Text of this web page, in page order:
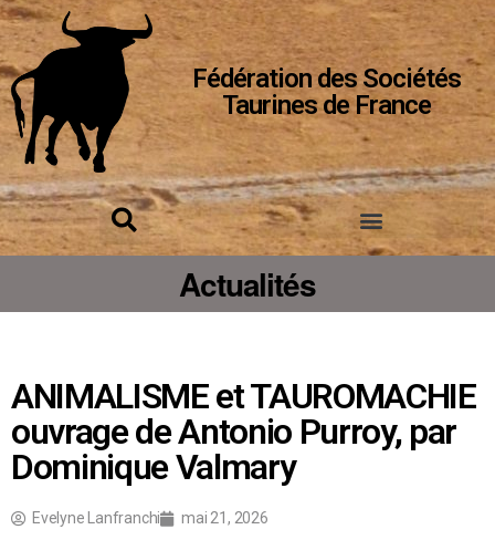
Fédération des Sociétés
Taurines de France
Actualités
ANIMALISME et TAUROMACHIE
ouvrage de Antonio Purroy, par
Dominique Valmary
Evelyne Lanfranchi mai 21, 2026